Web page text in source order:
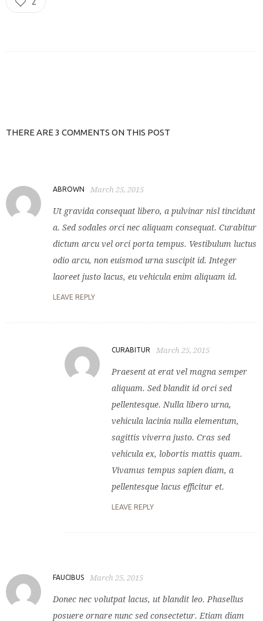
THERE ARE 3 COMMENTS ON THIS POST
ABROWN March 25, 2015
Ut gravida consequat libero, a pulvinar nisl tincidunt
a. Sed sodales orci nec aliquam consequat. Curabitur
dictum arcu vel orci porta tempus. Vestibulum luctus
odio arcu, non euismod urna suscipit id. Integer
laoreet justo lacus, eu vehicula enim aliquam id.
LEAVE REPLY
CURABITUR March 25, 2015
Praesent at erat vel magna semper
aliquam. Sed blandit id orci sed
pellentesque. Nulla libero urna,
vehicula lacinia nulla elementum,
sagittis viverra justo. Cras sed
vehicula ex, lobortis mattis quam.
Vivamus tempus sapien diam, a
pellentesque lacus efficitur et.
LEAVE REPLY
FAUCIBUS March 25, 2015
Donec nec volutpat lacus, ut blandit leo. Phasellus
posuere ornare nunc sed consectetur. Etiam diam